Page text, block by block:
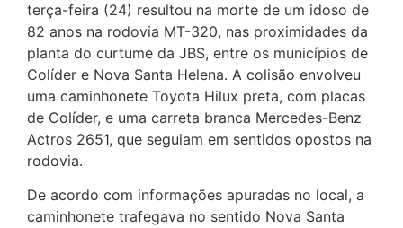
terça-feira (24) resultou na morte de um idoso de
82 anos na rodovia MT-320, nas proximidades da
planta do curtume da JBS, entre os municípios de
Colíder e Nova Santa Helena. A colisão envolveu
uma caminhonete Toyota Hilux preta, com placas
de Colíder, e uma carreta branca Mercedes-Benz
Actros 2651, que seguiam em sentidos opostos na
rodovia.
De acordo com informações apuradas no local, a
caminhonete trafegava no sentido Nova Santa